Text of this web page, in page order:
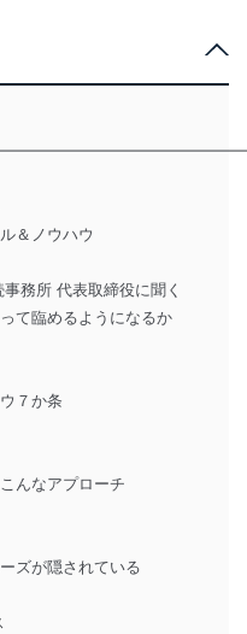
＆ノウハウ
務所 代表取締役に聞く
て臨めるようになるか
７か条
んなアプローチ
ズが隠されている